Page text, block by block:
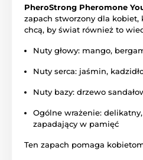
PheroStrong Pheromone
zapach stworzony dla kobiet,
chcą, by świat również to
Nuty głowy: mango,
Nuty serca: jaśmin,
Nuty bazy: drzewo
Ogólne wrażenie:
zapadający w pamięć
Ten zapach pomaga